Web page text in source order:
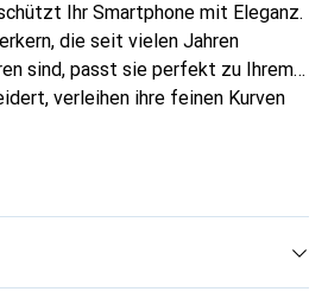
Ihr Smartphone mit Eleganz.
die seit vielen Jahren
sind, passt sie perfekt zu Ihrem
verleihen ihre feinen Kurven
für Ihr Smartphone.
Wahl für eine